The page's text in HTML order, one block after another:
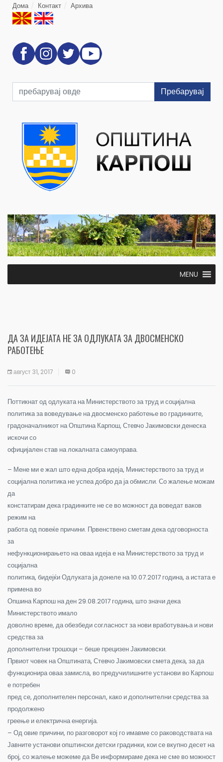
Дома Контакт Архива
Пребарувај
MENU
ДА ЗА ИДЕЈАТА НЕ ЗА ОДЛУКАТА ЗА ДВОСМЕНСКО
РАБОТЕЊЕ
август 31, 2017 0
Поттикнат од одлуката на Министерството за труд и социјална
политика за воведување на двосменско работење во градинките,
градоначалникот на Општина Карпош, Стевчо Јакимовски денеска
искочи со
официјален став на локалната самоуправа.
– Мене ми е жал што една добра идеја, Министерството за труд и
социјална политика не успеа добро да ја обмисли. Со жалење можам
да
констатирам дека градинките не се во можност да воведат ваков
режим на
работа од повеќе причини. Првенствено сметам дека одговорноста
за
нефункционирањето на оваа идеја е на Министерството за труд и
социјална
политика, бидејќи Одлуката ја донеле на 10.07.2017 година, а истата е
примена во
Опшина Карпош на ден 29.08.2017 година, што значи дека
Министерството имало
доволно време, да обезбеди согласност за нови вработувања и нови
средства за
дополнителни трошоци – беше прецизен Јакимовски.
Првиот човек на Општината, Стевчо Јакимовски смета дека, за да
функционира оваа замисла, во предучилишните установи во Карпош
е потребен
пред се, дополнителен персонал, како и дополнителни средства за
продолжено
греење и електрична енергија.
– Од овие причини, по разговорот кој го имавме со раководствата на
Јавните установи општински детски градинки, кои се вкупно десет на
број, со жалење можеме да Ве информираме дека не сме во можност